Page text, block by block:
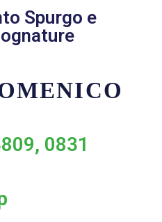
Spurgo e
0831